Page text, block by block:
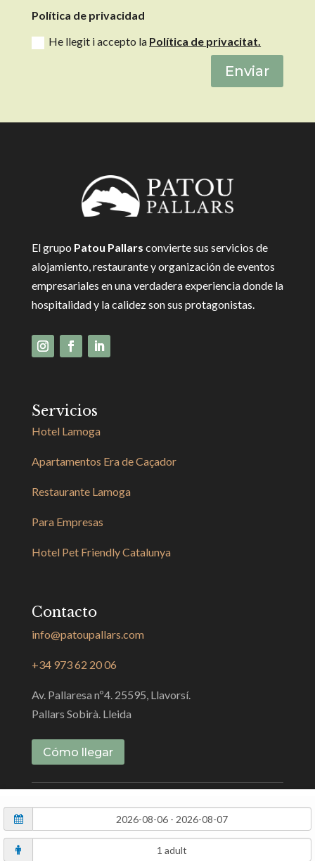
Política de privacidad
He llegit i accepto la Política de privacitat.
Enviar
El grupo Patou Pallars convierte sus servicios de
alojamiento, restaurante y organización de eventos
empresariales en una verdadera experiencia donde la
hospitalidad y la calidez son sus protagonistas.
Servicios
Hotel Lamoga
Apartamentos Era de Caçador
Restaurante Lamoga
Para Empresas
Hotel Pet Friendly Catalunya
Contacto
info@patoupallars.com
+34 973 62 20 06
Av. Pallaresa nº4. 25595, Llavorsí.
Pallars Sobirà. Lleida
Cómo llegar